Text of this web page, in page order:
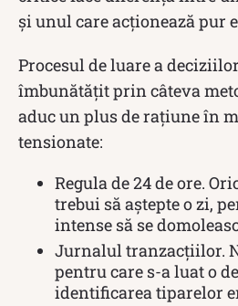
și unul care acționează pur
Procesul de luare a
îmbunătățit prin câteva
aduc un plus de rațiune în
tensionate:
Regula de 24 de ore.
trebui să aștepte o zi,
intense să se
Jurnalul tranzacțiilor.
pentru care s-a luat o
identificarea tiparelor